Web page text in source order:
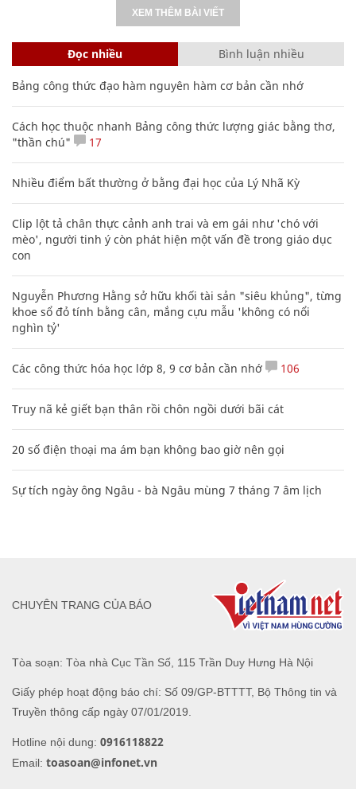
XEM THÊM BÀI VIẾT
Đọc nhiều Bình luận nhiều
Bảng công thức đạo hàm nguyên hàm cơ bản cần nhớ
Cách học thuộc nhanh Bảng công thức lượng giác bằng thơ,
"thần chú"
17
Nhiều điểm bất thường ở bằng đại học của Lý Nhã Kỳ
Clip lột tả chân thực cảnh anh trai và em gái như 'chó với
mèo', người tinh ý còn phát hiện một vấn đề trong giáo dục
con
Nguyễn Phương Hằng sở hữu khối tài sản "siêu khủng", từng
khoe sổ đỏ tính bằng cân, mắng cựu mẫu 'không có nổi
nghìn tỷ'
Các công thức hóa học lớp 8, 9 cơ bản cần nhớ 106
Truy nã kẻ giết bạn thân rồi chôn ngồi dưới bãi cát
20 số điện thoại ma ám bạn không bao giờ nên gọi
Sự tích ngày ông Ngâu - bà Ngâu mùng 7 tháng 7 âm lịch
Tòa soạn: Tòa nhà Cục Tần Số, 115 Trần Duy Hưng Hà Nội
Giấy phép hoạt động báo chí: Số 09/GP-BTTTT, Bộ Thông tin và
Truyền thông cấp ngày 07/01/2019.
Hotline nội dung: 0916118822
Email: toasoan@infonet.vn
CHUYÊN TRANG CỦA BÁO